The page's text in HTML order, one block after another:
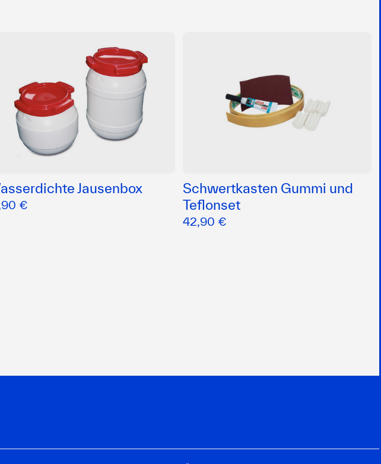
Jausenbox
€
Schwertkasten Gummi und
Teflonset
42,90 €